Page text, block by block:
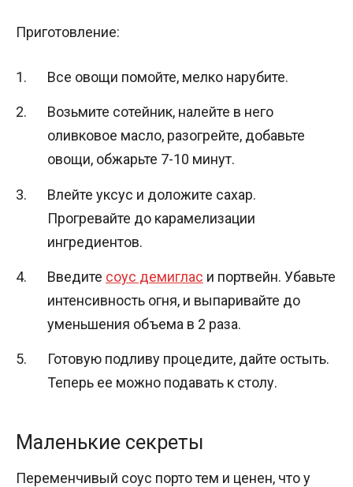
Приготовление:
Все овощи помойте, мелко нарубите.
Возьмите сотейник, налейте в него
оливковое масло, разогрейте, добавьте
овощи, обжарьте 7-10 минут.
Влейте уксус и доложите сахар.
Прогревайте до карамелизации
ингредиентов.
Введите соус демиглас и портвейн. Убавьте
интенсивность огня, и выпаривайте до
уменьшения объема в 2 раза.
Готовую подливу процедите, дайте остыть.
Теперь ее можно подавать к столу.
Маленькие секреты
Переменчивый соус порто тем и ценен, что у